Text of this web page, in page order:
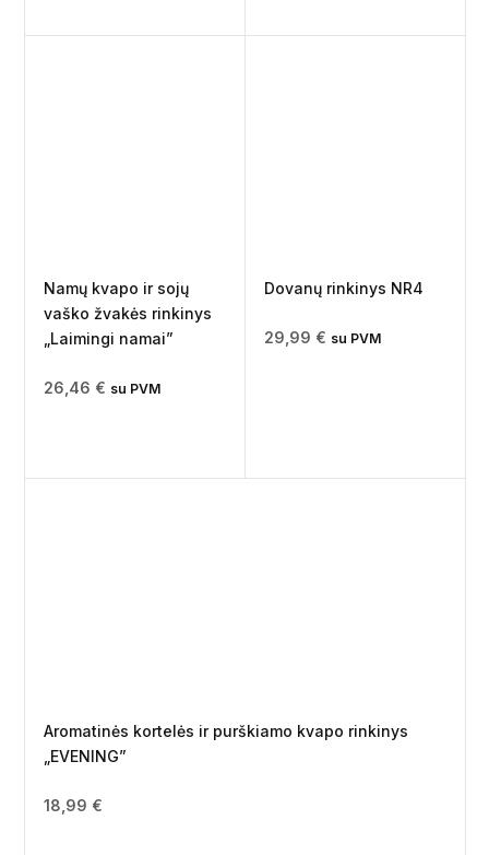
Namų kvapo ir sojų
vaško žvakės rinkinys
„Laimingi namai”
26,46 € su PVM
Dovanų rinkinys NR4
29,99 € su PVM
Aromatinės kortelės ir purškiamo kvapo rinkinys
„EVENING”
18,99 €